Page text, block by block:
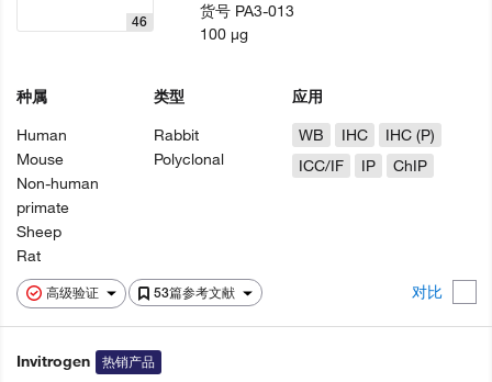
高级验证 53篇参考文献 对比
46
种属
Human
Mouse
Non-human
primate
Sheep
Rat
类型
Rabbit
Polyclonal
应用
WB
IHC
IHC (P)
ICC/IF
IP ChIP
货号 PA3-013
100 µg
Invitrogen 热销产品